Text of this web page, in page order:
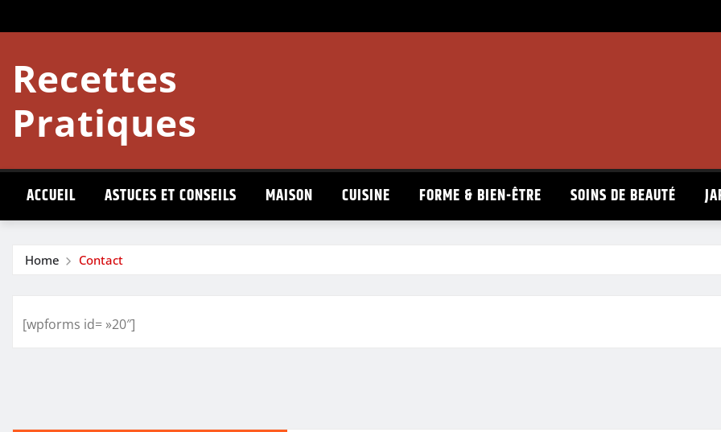
to
Recettes
Pratiques
ACCUEIL ASTUCES ET CONSEILS MAISON CUISINE FORME & BIEN-ÊTRE SOINS DE BEAUTÉ
Home Contact
[wpforms id= »20″]